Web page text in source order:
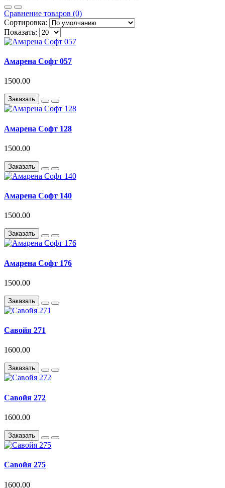
Сравнение товаров (0)
Сортировка:
Показать:
Амарена Софт 057
1500.00
Заказать
Амарена Софт 128
1500.00
Заказать
Амарена Софт 140
1500.00
Заказать
Амарена Софт 176
1500.00
Заказать
Савойя 271
1600.00
Заказать
Савойя 272
1600.00
Заказать
Савойя 275
1600.00